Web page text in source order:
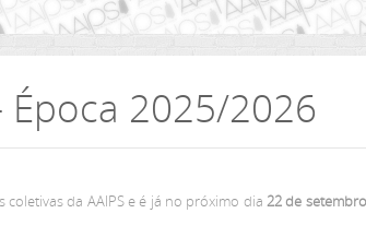
Época 2025/2026
da AAIPS e é já no próximo dia22 de setembro